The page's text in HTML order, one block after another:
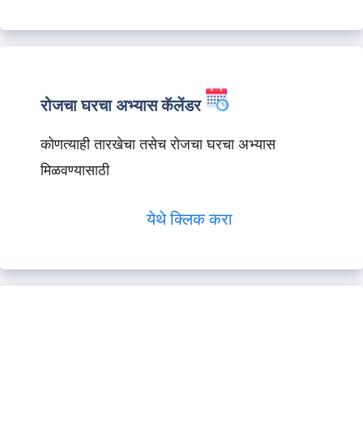
रोजचा घरचा अभ्यास कॅलेंडर
कोणत्याही तारखेचा तसेच रोजचा घरचा अभ्यास
मिळवण्यासाठी
येथे क्लिक करा